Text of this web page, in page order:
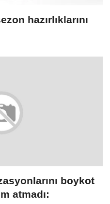
hazırlıklarını
boykot
atmadı: